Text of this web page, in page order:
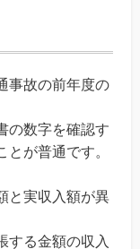
事故の前年度の
の数字を確認す
が普通です。
と実収入額が異
する金額の収入